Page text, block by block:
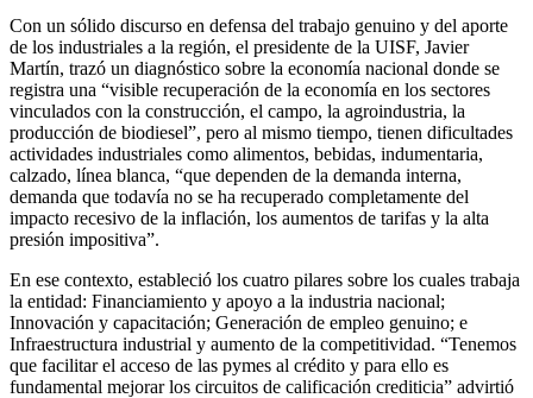
Con un sólido discurso en defensa del trabajo genuino y del aporte
de los industriales a la región, el presidente de la UISF, Javier
Martín, trazó un diagnóstico sobre la economía nacional donde se
registra una “visible recuperación de la economía en los sectores
vinculados con la construcción, el campo, la agroindustria, la
producción de biodiesel”, pero al mismo tiempo, tienen dificultades
actividades industriales como alimentos, bebidas, indumentaria,
calzado, línea blanca, “que dependen de la demanda interna,
demanda que todavía no se ha recuperado completamente del
impacto recesivo de la inflación, los aumentos de tarifas y la alta
presión impositiva”.
En ese contexto, estableció los cuatro pilares sobre los cuales trabaja
la entidad: Financiamiento y apoyo a la industria nacional;
Innovación y capacitación; Generación de empleo genuino; e
Infraestructura industrial y aumento de la competitividad. “Tenemos
que facilitar el acceso de las pymes al crédito y para ello es
fundamental mejorar los circuitos de calificación crediticia” advirtió